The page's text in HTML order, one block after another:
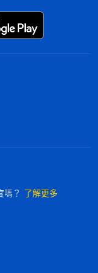
為應該這麽做，
夫、兒女，就覺
後讀了許多神的
，你就覺得『我
做賢妻良母是不
賢妻良母，這時
對教會工作負責
賢妻良母，這時
樣的波動？你會
嗎？ 了解更多